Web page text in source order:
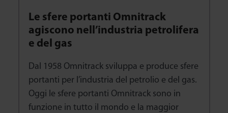
Le sfere portanti Omnitrack
agiscono nell’industria petrolifera
e del gas
Dal 1958 Omnitrack sviluppa e produce sfere
portanti per l’industria del petrolio e del gas.
Oggi le sfere portanti Omnitrack sono in
funzione in tutto il mondo e la maggior